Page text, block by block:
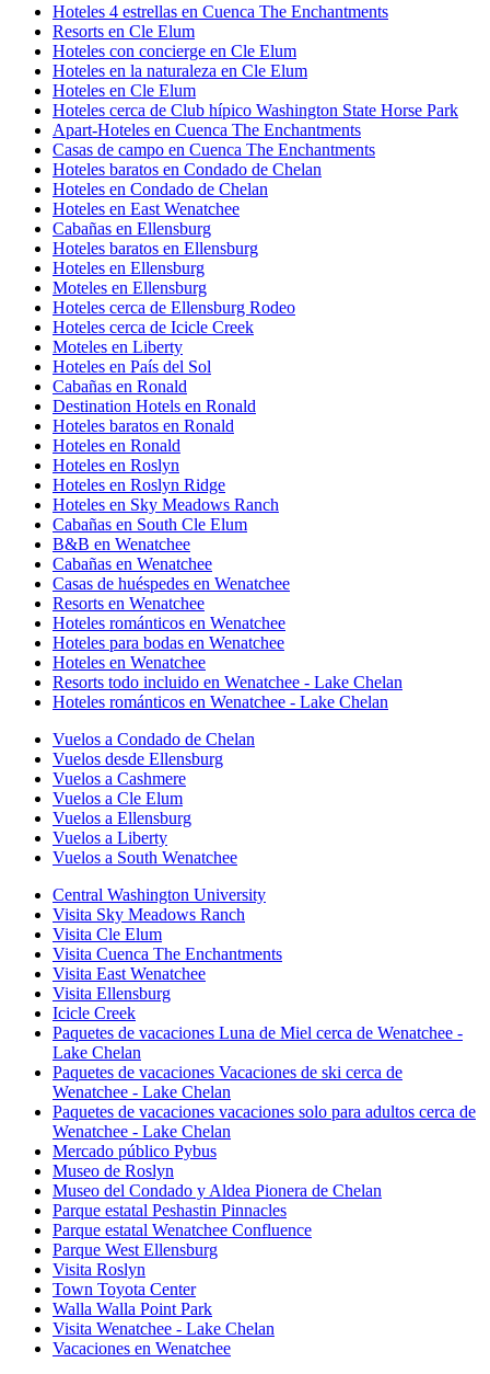
Hoteles 4 estrellas en Cuenca The Enchantments
Resorts en Cle Elum
Hoteles con concierge en Cle Elum
Hoteles en la naturaleza en Cle Elum
Hoteles en Cle Elum
Hoteles cerca de Club hípico Washington State Horse Park
Apart-Hoteles en Cuenca The Enchantments
Casas de campo en Cuenca The Enchantments
Hoteles baratos en Condado de Chelan
Hoteles en Condado de Chelan
Hoteles en East Wenatchee
Cabañas en Ellensburg
Hoteles baratos en Ellensburg
Hoteles en Ellensburg
Moteles en Ellensburg
Hoteles cerca de Ellensburg Rodeo
Hoteles cerca de Icicle Creek
Moteles en Liberty
Hoteles en País del Sol
Cabañas en Ronald
Destination Hotels en Ronald
Hoteles baratos en Ronald
Hoteles en Ronald
Hoteles en Roslyn
Hoteles en Roslyn Ridge
Hoteles en Sky Meadows Ranch
Cabañas en South Cle Elum
B&B en Wenatchee
Cabañas en Wenatchee
Casas de huéspedes en Wenatchee
Resorts en Wenatchee
Hoteles románticos en Wenatchee
Hoteles para bodas en Wenatchee
Hoteles en Wenatchee
Resorts todo incluido en Wenatchee - Lake Chelan
Hoteles románticos en Wenatchee - Lake Chelan
Vuelos a Condado de Chelan
Vuelos desde Ellensburg
Vuelos a Cashmere
Vuelos a Cle Elum
Vuelos a Ellensburg
Vuelos a Liberty
Vuelos a South Wenatchee
Central Washington University
Visita Sky Meadows Ranch
Visita Cle Elum
Visita Cuenca The Enchantments
Visita East Wenatchee
Visita Ellensburg
Icicle Creek
Paquetes de vacaciones Luna de Miel cerca de Wenatchee -
Lake Chelan
Paquetes de vacaciones Vacaciones de ski cerca de
Wenatchee - Lake Chelan
Paquetes de vacaciones vacaciones solo para adultos cerca de
Wenatchee - Lake Chelan
Mercado público Pybus
Museo de Roslyn
Museo del Condado y Aldea Pionera de Chelan
Parque estatal Peshastin Pinnacles
Parque estatal Wenatchee Confluence
Parque West Ellensburg
Visita Roslyn
Town Toyota Center
Walla Walla Point Park
Visita Wenatchee - Lake Chelan
Vacaciones en Wenatchee